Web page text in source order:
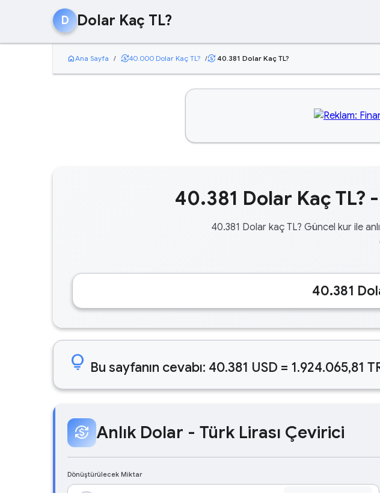
D Dolar Kaç TL?
homeAna Sayfa / currency_exchange40.000 Dolar Kaç TL? /currency_exchange 40.381 Dolar Kaç TL?
40.381 Dolar Kaç TL?
40.381 Dolar kaç TL? Güncel kur ile
40.381
lightbulb Bu sayfanın cevabı: 40.381 USD = 1.924.065,81
currency_exchange Anlık Dolar - Türk Lirası Çevirici
Dönüştürülecek Miktar